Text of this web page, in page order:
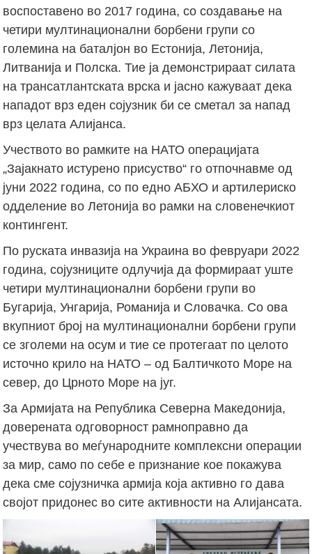
воспоставено во 2017 година, со создавање на
четири мултинационални борбени групи со
големина на баталјон во Естонија, Летонија,
Литванија и Полска. Тие ја демонстрираат силата
на трансатлантската врска и јасно кажуваат дека
нападот врз еден сојузник би се сметал за напад
врз целата Алијанса.
Учеството во рамките на НАТО операцијата
„Зајакнато истурено присуство“ го отпочнавме од
јуни 2022 година, со по едно АБХО и артилериско
одделение во Летонија во рамки на словенечкиот
контингент.
По руската инвазија на Украина во февруари 2022
година, сојузниците одлучија да формираат уште
четири мултинационални борбени групи во
Бугарија, Унгарија, Романија и Словачка. Со ова
вкупниот број на мултинационални борбени групи
се зголеми на осум и тие се протегаат по целото
источно крило на НАТО – од Балтичкото Море на
север, до Црното Море на југ.
За Армијата на Република Северна Македонија,
доверената одговорност рамноправно да
учествува во меѓународните комплексни операции
за мир, само по себе е признание кое покажува
дека сме сојузничка армија која активно го дава
својот придонес во сите активности на Алијансата.